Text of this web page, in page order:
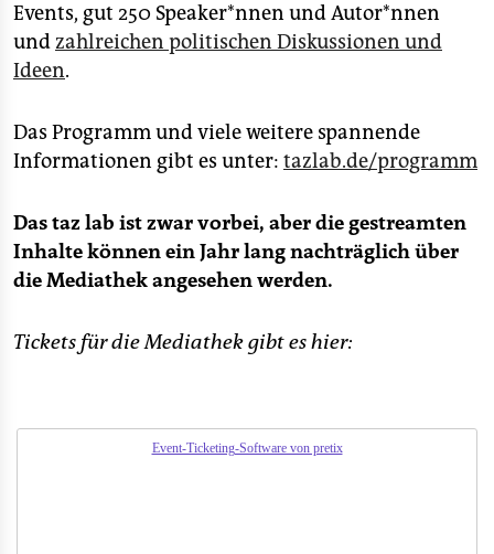
Events, gut 250 Speaker*nnen und Autor*nnen
undzahlreichen politischen Diskussionen und
Ideen.
Das Programm und viele weitere spannende
Informationen gibt es unter: tazlab.de/programm
Das taz lab ist zwar vorbei, aber die gestreamten
Inhalte können ein Jahr lang nachträglich über
die Mediathek angesehen werden.
Tickets für die Mediathek gibt es hier:
Event-Ticketing-Software von pretix